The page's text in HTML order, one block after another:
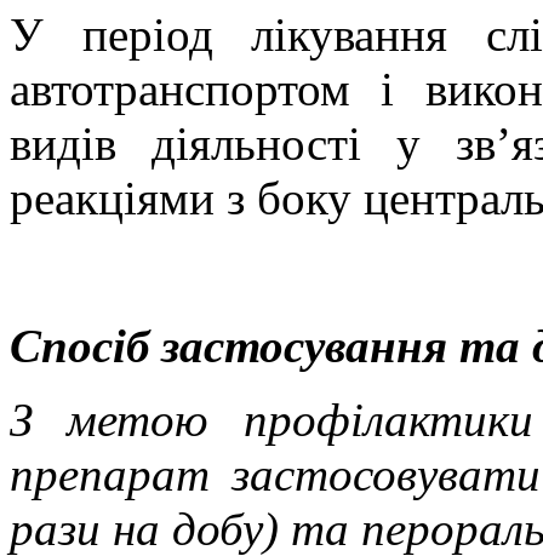
У період лікування
автотранспортом і
видів діяльності у
реакціями з боку
Спосіб застосування та
З метою
препарат застосовувати
рази на добу) та